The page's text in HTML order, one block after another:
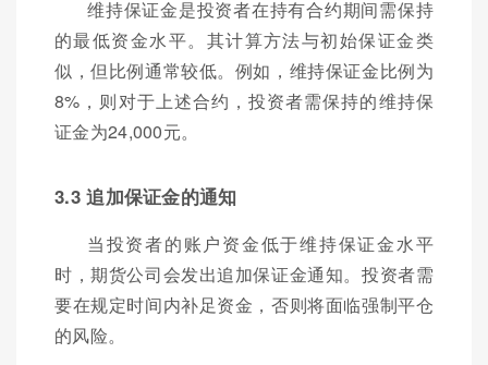
维持保证金是投资者在持有合约期间需保持
的最低资金水平。其计算方法与初始保证金类
似，但比例通常较低。例如，维持保证金比例为
8%，则对于上述合约，投资者需保持的维持保
证金为24,000元。
3.3 追加保证金的通知
当投资者的账户资金低于维持保证金水平
时，期货公司会发出追加保证金通知。投资者需
要在规定时间内补足资金，否则将面临强制平仓
的风险。